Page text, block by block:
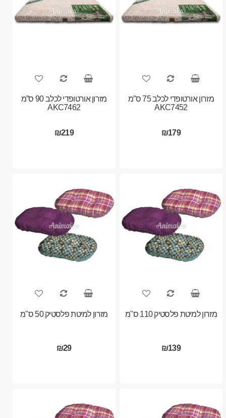
מזרון אורטופדי לכלב 75 ס”מ
AKC7452
₪179
מזרון אורטופדי לכלב 90 ס”מ
AKC7462
₪219
מזרון למיטת פלסטיק 110 ס"מ
₪139
מזרון למיטת פלסטיק 50 ס"מ
₪29